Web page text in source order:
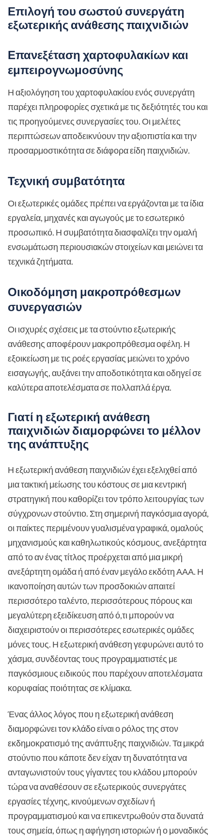
Επιλογή του σωστού συνεργάτη
εξωτερικής ανάθεσης παιχνιδιών
Επανεξέταση χαρτοφυλακίων και
εμπειρογνωμοσύνης
Η αξιολόγηση του χαρτοφυλακίου ενός συνεργάτη
παρέχει πληροφορίες σχετικά με τις δεξιότητές του και
τις προηγούμενες συνεργασίες του. Οι μελέτες
περιπτώσεων αποδεικνύουν την αξιοπιστία και την
προσαρμοστικότητα σε διάφορα είδη παιχνιδιών.
Τεχνική συμβατότητα
Οι εξωτερικές ομάδες πρέπει να εργάζονται με τα ίδια
εργαλεία, μηχανές και αγωγούς με το εσωτερικό
προσωπικό. Η συμβατότητα διασφαλίζει την ομαλή
ενσωμάτωση περιουσιακών στοιχείων και μειώνει τα
τεχνικά ζητήματα.
Οικοδόμηση μακροπρόθεσμων
συνεργασιών
Οι ισχυρές σχέσεις με τα στούντιο εξωτερικής
ανάθεσης αποφέρουν μακροπρόθεσμα οφέλη. Η
εξοικείωση με τις ροές εργασίας μειώνει το χρόνο
εισαγωγής, αυξάνει την αποδοτικότητα και οδηγεί σε
καλύτερα αποτελέσματα σε πολλαπλά έργα.
Γιατί η εξωτερική ανάθεση
παιχνιδιών διαμορφώνει το μέλλον
της ανάπτυξης
Η εξωτερική ανάθεση παιχνιδιών έχει εξελιχθεί από
μια τακτική μείωσης του κόστους σε μια κεντρική
στρατηγική που καθορίζει τον τρόπο λειτουργίας των
σύγχρονων στούντιο. Στη σημερινή παγκόσμια αγορά,
οι παίκτες περιμένουν γυαλισμένα γραφικά, ομαλούς
μηχανισμούς και καθηλωτικούς κόσμους, ανεξάρτητα
από το αν ένας τίτλος προέρχεται από μια μικρή
ανεξάρτητη ομάδα ή από έναν μεγάλο εκδότη ΑΑΑ. Η
ικανοποίηση αυτών των προσδοκιών απαιτεί
περισσότερο ταλέντο, περισσότερους πόρους και
μεγαλύτερη εξειδίκευση από ό,τι μπορούν να
διαχειριστούν οι περισσότερες εσωτερικές ομάδες
μόνες τους. Η εξωτερική ανάθεση γεφυρώνει αυτό το
χάσμα, συνδέοντας τους προγραμματιστές με
παγκόσμιους ειδικούς που παρέχουν αποτελέσματα
κορυφαίας ποιότητας σε κλίμακα.
Ένας άλλος λόγος που η εξωτερική ανάθεση
διαμορφώνει τον κλάδο είναι ο ρόλος της στον
εκδημοκρατισμό της ανάπτυξης παιχνιδιών. Τα μικρά
στούντιο που κάποτε δεν είχαν τη δυνατότητα να
ανταγωνιστούν τους γίγαντες του κλάδου μπορούν
τώρα να αναθέσουν σε εξωτερικούς συνεργάτες
εργασίες τέχνης, κινούμενων σχεδίων ή
προγραμματισμού και να επικεντρωθούν στα δυνατά
τους σημεία, όπως η αφήγηση ιστοριών ή ο μοναδικός